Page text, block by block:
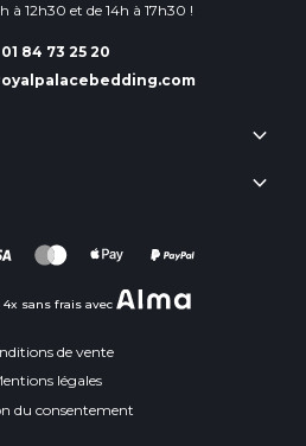
à 12h30 et de 14h à 17h30 !
01 84 73 25 20
keyboard_arrow_down
keyboard_arrow_down
4x sans frais avec
de vente
légales
du consentement